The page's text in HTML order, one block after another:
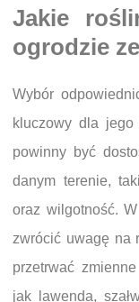
Jakie
ogrodzie
Wybór
kluczowy dla jego
powinny być
danym terenie,
oraz wilgotność.
zwrócić uwagę na
przetrwać
jak lawenda,